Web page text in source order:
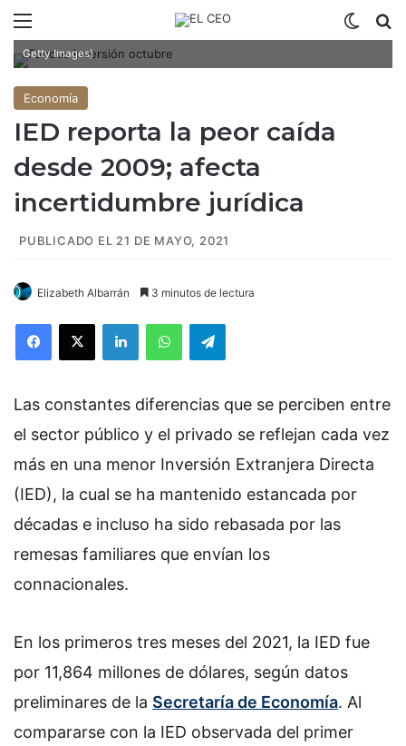
Getty Images)
Economía
IED reporta la peor caída
desde 2009; afecta
incertidumbre jurídica
PUBLICADO EL 21 DE MAYO, 2021
Elizabeth Albarrán 3 minutos de lectura
Las constantes diferencias que se perciben entre
el sector público y el privado se reflejan cada vez
más en una menor Inversión Extranjera Directa
(IED), la cual se ha mantenido estancada por
décadas e incluso ha sido rebasada por las
remesas familiares que envían los
connacionales.
En los primeros tres meses del 2021, la IED fue
por 11,864 millones de dólares, según datos
preliminares de la Secretaría de Economía. Al
compararse con la IED observada del primer